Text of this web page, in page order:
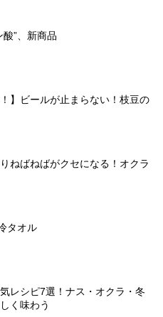
”、新商品
！】ビールが止まらない！枝豆の
ねばねばがクセになる！オクラ
タオル
レシピ7選！ナス・オクラ・冬
く味わう